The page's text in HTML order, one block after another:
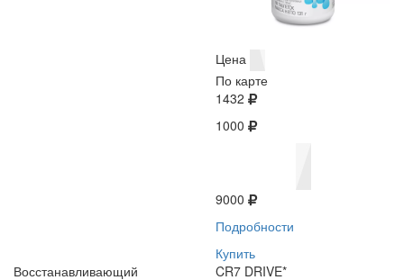
Цена
По карте
1432
1000
9000
Подробности
Купить
Восстанавливающий
CR7 DRIVE*